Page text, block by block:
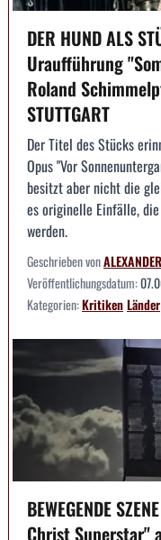
DER HUND ALS
Uraufführung
Roland
STUTTGART
Der Titel des Stücks
Opus "Vor
besitzt aber nicht die
es originelle Einfälle,
werden.
Geschrieben von
Veröffentlichungsdatum:
Kategorien:KritikenLänder
BEWEGENDE
Christ Superstar"